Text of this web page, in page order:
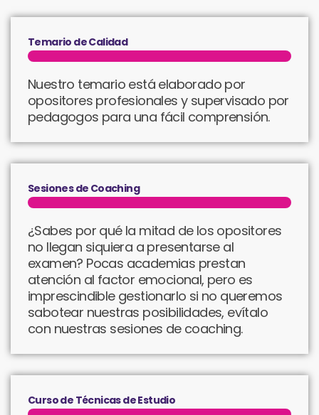
Temario de Calidad
Nuestro temario está elaborado por
opositores profesionales y supervisado por
pedagogos para una fácil comprensión.
Sesiones de Coaching
¿Sabes por qué la mitad de los opositores
no llegan siquiera a presentarse al
examen? Pocas academias prestan
atención al factor emocional, pero es
imprescindible gestionarlo si no queremos
sabotear nuestras posibilidades, evítalo
con nuestras sesiones de coaching.
Curso de Técnicas de Estudio​